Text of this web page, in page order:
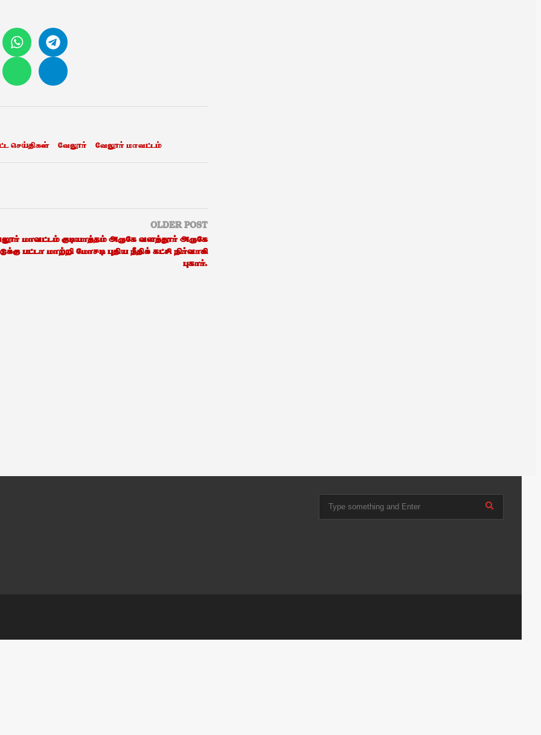
செய்திகள் வேலூர் வேலூர் மாவட்டம்
OLDER POST
மாவட்டம் குடியாத்தம் அருகே வளத்தூர் அருகே
பட்டா மாற்றி மோசடி புதிய நீதிக் கட்சி நிர்வாகி
புகார்.